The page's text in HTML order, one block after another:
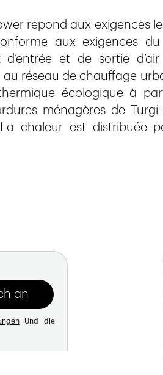
répond aux exigences
aux exigences du
et de sortie
réseau de chauffage
écologique à
ménagères de
chaleur est distribuée
Und die